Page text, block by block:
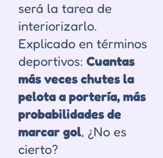
será la tarea de
interiorizarlo.
Explicado en términos
deportivos: Cuantas
más veces chutes la
pelota a portería, más
probabilidades de
marcar gol, ¿No es
cierto?